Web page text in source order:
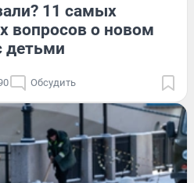
11 самых
вопросов о новом
детьми
Обсудить